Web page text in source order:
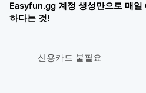
Easyfun.gg 계정 생성만으로 매
하다는 것!
신용카드 불필요